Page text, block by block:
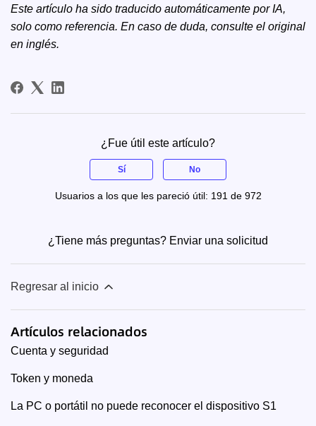
Este artículo ha sido traducido automáticamente por IA,
solo como referencia. En caso de duda, consulte el original
en inglés.
¿Fue útil este artículo?
Sí No
Usuarios a los que les pareció útil: 191 de 972
¿Tiene más preguntas? Enviar una solicitud
Regresar al inicio
Artículos relacionados
Cuenta y seguridad
Token y moneda
La PC o portátil no puede reconocer el dispositivo S1